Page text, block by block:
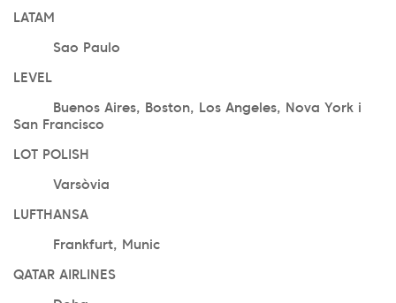
LATAM
Sao Paulo
LEVEL
Buenos Aires, Boston, Los Angeles, Nova York i
San Francisco
LOT POLISH
Varsòvia
LUFTHANSA
Frankfurt, Munic
QATAR AIRLINES